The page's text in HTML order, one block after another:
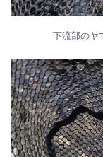
下流部のヤ